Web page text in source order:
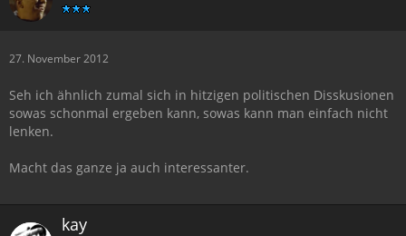
27. November 2012
Seh ich ähnlich zumal sich in hitzigen politischen Disskusionen
sowas schonmal ergeben kann, sowas kann man einfach nicht
lenken.
Macht das ganze ja auch interessanter.
kay